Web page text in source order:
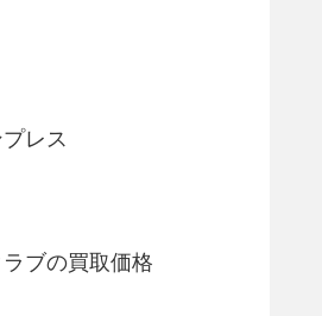
レス
ブの買取価格